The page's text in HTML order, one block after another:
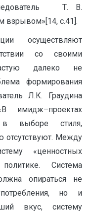
Т. В.
взрывом»[14, с.41].
осуществляют
со своими
далеко не
формирования
Л.К. Граудина
имидж–проектах
в выборе стиля,
отсутствуют. Между
«ценностных
Система
опираться не
но и
вкус, систему